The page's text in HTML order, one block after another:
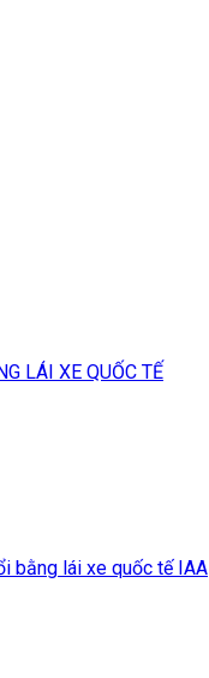
LÁI XE QUỐC TẾ
bằng lái xe quốc tế IAA